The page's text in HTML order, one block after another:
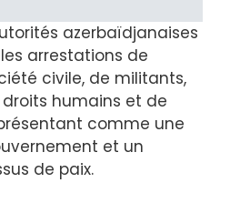
azerbaïdjanaises
arrestations de
civile, de militants,
humains et de
comme une
et un
de paix.